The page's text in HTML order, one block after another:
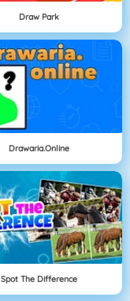
Draw Park
Drawaria.online
Spot The Difference